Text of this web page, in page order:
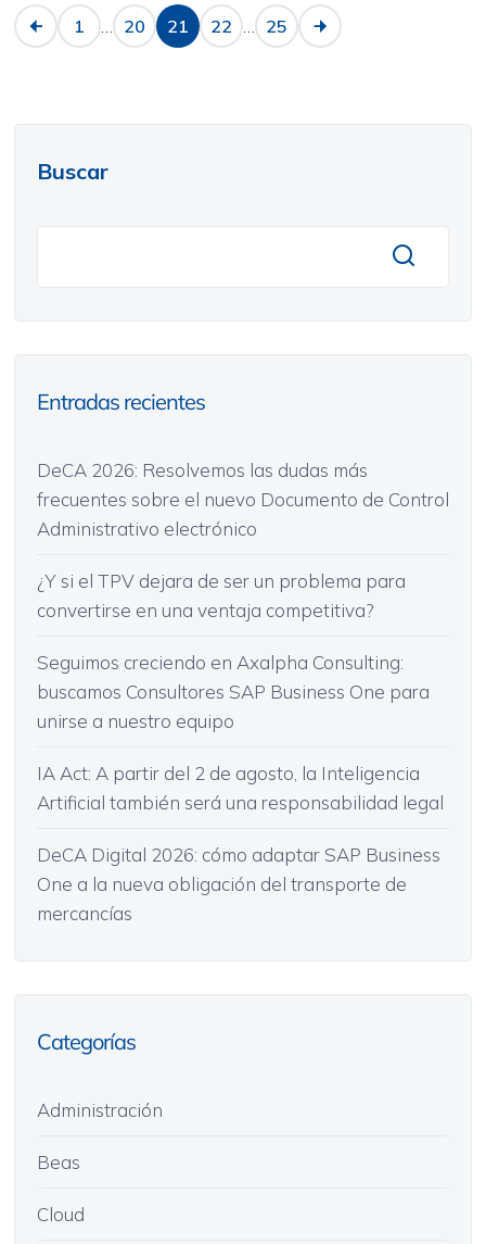
1 … 20 21 22 … 25
Buscar
Entradas recientes
DeCA 2026: Resolvemos las dudas más
frecuentes sobre el nuevo Documento de Control
Administrativo electrónico
¿Y si el TPV dejara de ser un problema para
convertirse en una ventaja competitiva?
Seguimos creciendo en Axalpha Consulting:
buscamos Consultores SAP Business One para
unirse a nuestro equipo
IA Act: A partir del 2 de agosto, la Inteligencia
Artificial también será una responsabilidad legal
DeCA Digital 2026: cómo adaptar SAP Business
One a la nueva obligación del transporte de
mercancías
Categorías
Administración
Beas
Cloud